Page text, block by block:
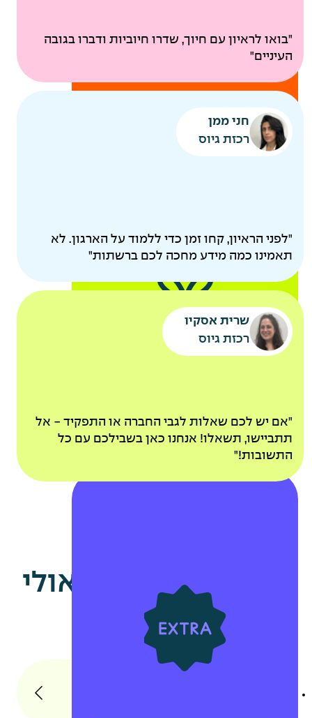
ביטוח בריאות קולקטיבי
בדיקות רפואיות תקופתיות
הורים
קייטנות מסובסדות
אקסטרא חופש להורים
לאחר ותק של שנה
פינוקים
ומתנות
מתנות בחגים
מתנות בימי הולדת
תוספת ימי חופשה באירועים
משפחתיים
חופש ביום הולדת
"בואו לראיון עם חיוך, שדרו חיוביות ודברו בגובה
העיניים"
חני ממן
רכזת גיוס
"לפני הראיון, קחו זמן כדי ללמוד על הארגון. לא
תאמינו כמה מידע מחכה לכם ברשתות"
שרית אסקיו
רכזת גיוס
"אם יש לכם שאלות לגבי החברה או התפקיד - אל
תתביישו, תשאלו! אנחנו כאן בשבילכם עם כל
התשובות!"
משרות נוספות שאולי
יעניינו אותך